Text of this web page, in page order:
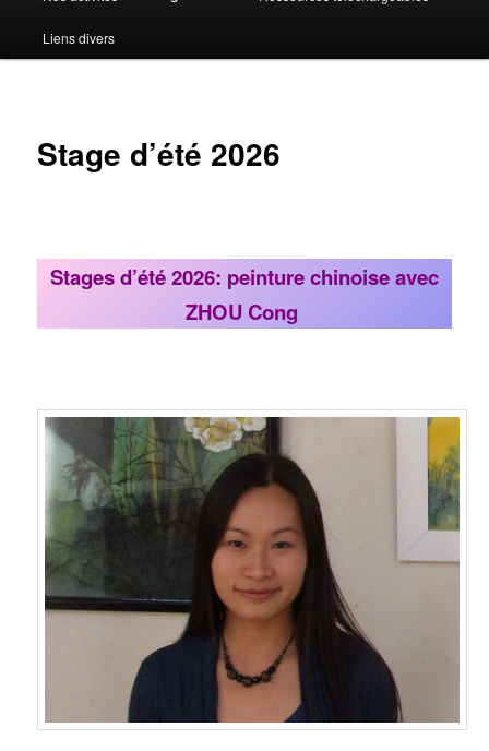
Liens divers
Stage d’été 2026
Stages d’été 2026: peinture chinoise avec
ZHOU Cong